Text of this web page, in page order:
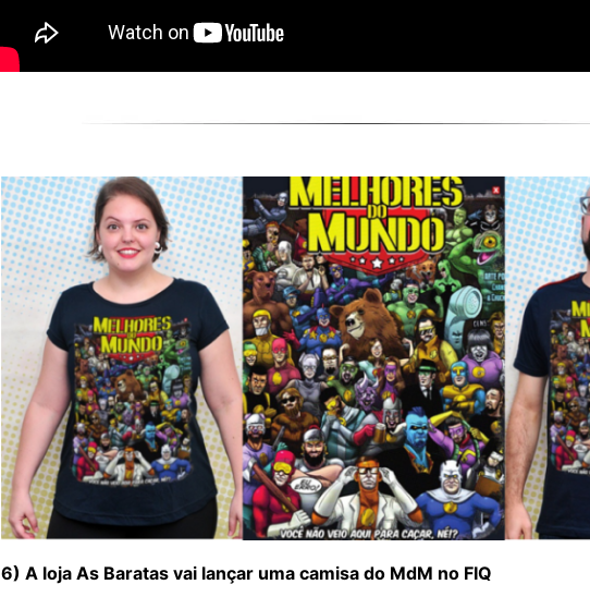
6) A loja As Baratas vai lançar uma camisa do MdM no FIQ